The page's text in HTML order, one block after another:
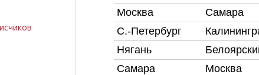
Москва
Самара
С.-Петербург
Нягань
Самара
Москва